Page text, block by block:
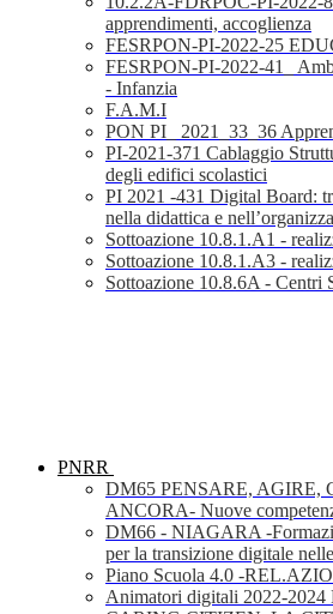
apprendimenti, accoglienza
FESRPON-PI-2022-25
FESRPON-PI-2022-41_
- Infanzia
F.A.M.I
PON PI_ 2021_33_36
PI-2021-371 Cablaggio
degli edifici scolastici
PI 2021 -431 Digital Board:
nella didattica e
Sottoazione 10.8.1.A1 -
Sottoazione 10.8.1.A3 -
Sottoazione 10.8.6A - Centri
PNRR
DM65 PENSARE, AGIRE,
ANCORA- Nuove
DM66 - NIAGARA -
per la transizione digitale
Piano Scuola 4.0 -
Animatori digitali 2022-2024